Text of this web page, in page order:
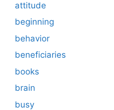
attitude
beginning
behavior
beneficiaries
books
brain
busy